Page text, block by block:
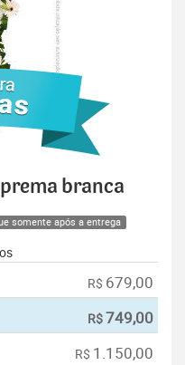
branca
somente após a entrega
R$ 679,00
R$749,00
R$ 1.150,00